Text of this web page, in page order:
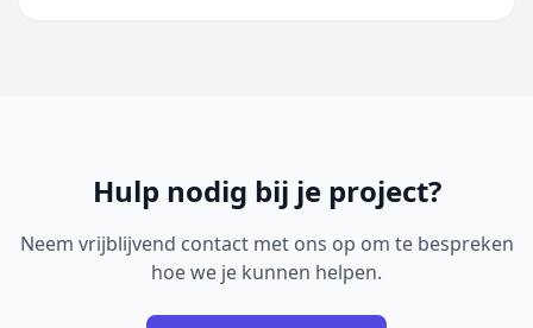
Hulp nodig bij je project?
Neem vrijblijvend contact met ons op om te bespreken
hoe we je kunnen helpen.